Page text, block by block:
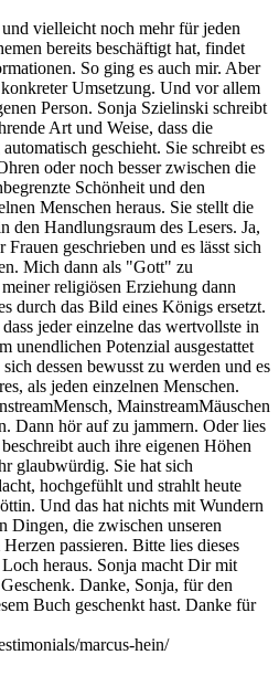
vielleicht noch mehr für jeden
bereits beschäftigt hat, findet
So ging es auch mir. Aber
Umsetzung. Und vor allem
Person. Sonja Szielinski schreibt
Art und Weise, dass die
geschieht. Sie schreibt es
oder noch besser zwischen die
Schönheit und den
Menschen heraus. Sie stellt die
den Handlungsraum des Lesers. Ja,
geschrieben und es lässt sich
Mich dann als "Gott" zu
religiösen Erziehung dann
durch das Bild eines Königs ersetzt.
jeder einzelne das wertvollste in
unendlichen Potenzial ausgestattet
dessen bewusst zu werden und es
als jeden einzelnen Menschen.
MainstreamMäuschen
Dann hör auf zu jammern. Oder lies
auch ihre eigenen Höhen
glaubwürdig. Sie hat sich
hochgefühlt und strahlt heute
Und das hat nichts mit Wundern
Dingen, die zwischen unseren
passieren. Bitte lies dieses
heraus. Sonja macht Dir mit
Danke, Sonja, für den
Buch geschenkt hast. Danke für
marcus-hein/